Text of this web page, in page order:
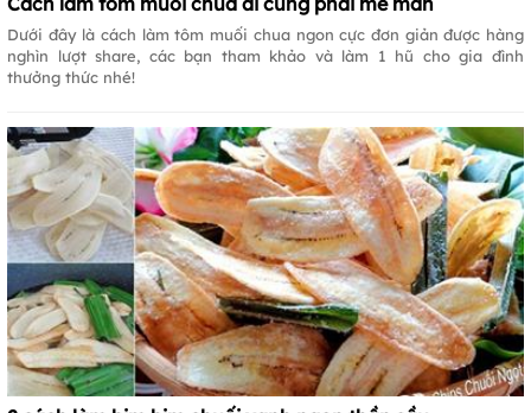
Dưới đây là cách làm tôm muối chua ngon cực đơn giản được hàng
nghìn lượt share, các bạn tham khảo và làm 1 hũ cho gia đình
thưởng thức nhé!